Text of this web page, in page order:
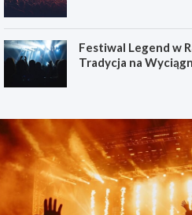
Festiwal Legend w
Tradycja na